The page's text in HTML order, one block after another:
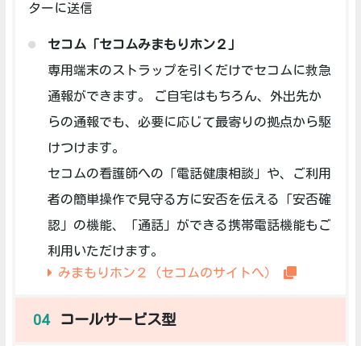
ターに送信
セコム「セコムみまもりホン２」
専用端末のストラップを引くだけでセコムに救急
通報ができます。 ご自宅はもちろん、外出先か
らの通報でも、必要に応じて最寄りの拠点から駆
けつけます。
セコムの看護師への「電話健康相談」や、ご利用
者の簡単操作で見守る方に安否を伝える「安否確
認」の機能、「通話」ができる携帯電話機能もご
利用いただけます。
みまもりホン２（セコムのサイトへ）
コールサービス型